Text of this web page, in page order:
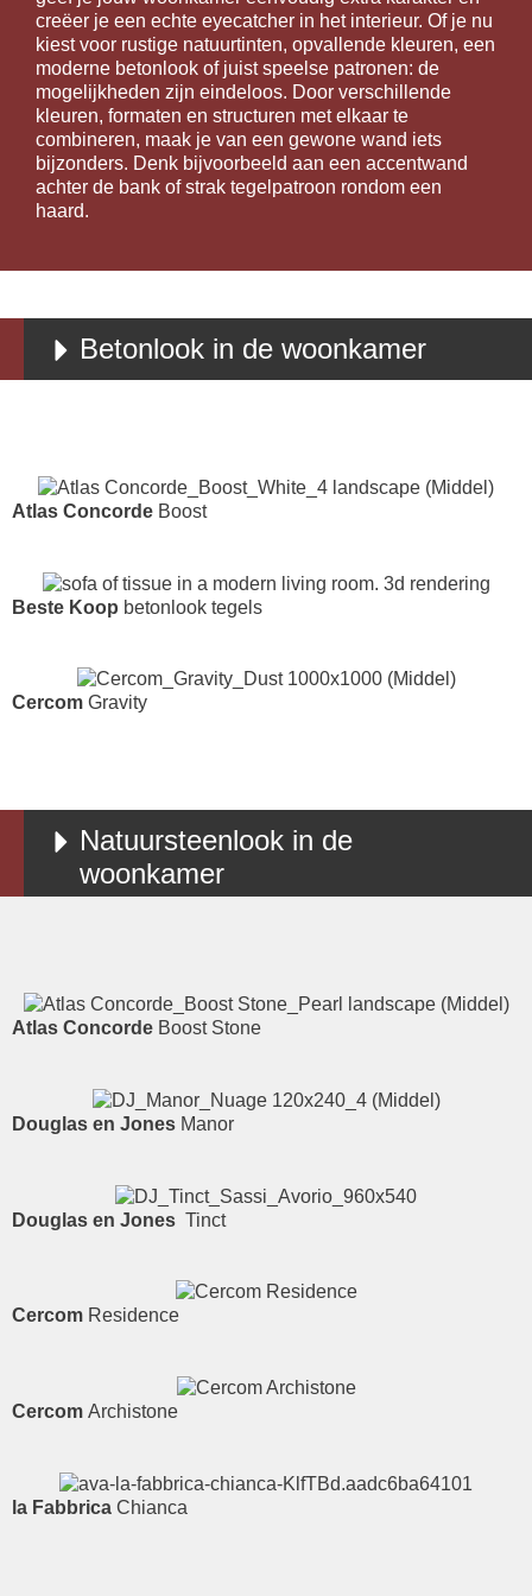
creëer je een echte eyecatcher in het interieur. Of je nu
kiest voor rustige natuurtinten, opvallende kleuren, een
moderne betonlook of juist speelse patronen: de
mogelijkheden zijn eindeloos. Door verschillende
kleuren, formaten en structuren met elkaar te
combineren, maak je van een gewone wand iets
bijzonders. Denk bijvoorbeeld aan een accentwand
achter de bank of strak tegelpatroon rondom een
haard.
Betonlook in de woonkamer
Atlas Concorde Boost
Beste Koop betonlook tegels
Cercom Gravity
Natuursteenlook in de
woonkamer
Atlas Concorde Boost Stone
Douglas en Jones Manor
Douglas en Jones Tinct
Cercom Residence
Cercom Archistone
la Fabbrica Chianca